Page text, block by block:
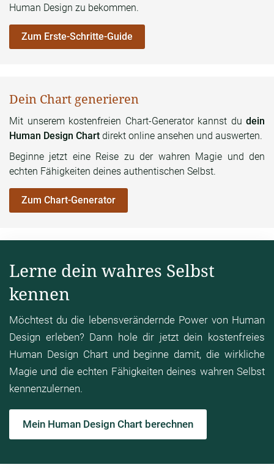
Human Design zu bekommen.
Zum Erste-Schritte-Guide
Dein Chart generieren
Mit unserem kostenfreien Chart-Generator kannst du dein
Human Design Chart direkt online ansehen und auswerten.
Beginne jetzt eine Reise zu der wahren Magie und den
echten Fähigkeiten deines authentischen Selbst.
Zum Chart-Generator
Lerne dein wahres Selbst
kennen
Möchtest du die lebensverändernde Power von Human
Design erleben? Dann hole dir jetzt dein kostenfreies
Human Design Chart und beginne damit, die wirkliche
Magie und die echten Fähigkeiten deines wahren Selbst
kennenzulernen.
Mein Human Design Chart berechnen